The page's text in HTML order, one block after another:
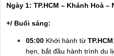
Ngày 1: TP.HCM – Khánh Hoà –
+/ Buổi sáng:
05:00 Khởi hành từ TP.HCM
hẹn, bắt đầu hành trình du